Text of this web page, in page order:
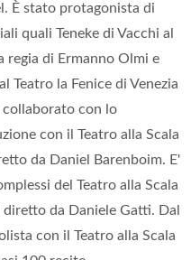
È stato protagonista di
quali Teneke di Vacchi al
regia di Ermanno Olmi e
Teatro la Fenice di Venezia
collaborato con lo
con il Teatro alla Scala
da Daniel Barenboim. E'
del Teatro alla Scala
da Daniele Gatti. Dal
con il Teatro alla Scala